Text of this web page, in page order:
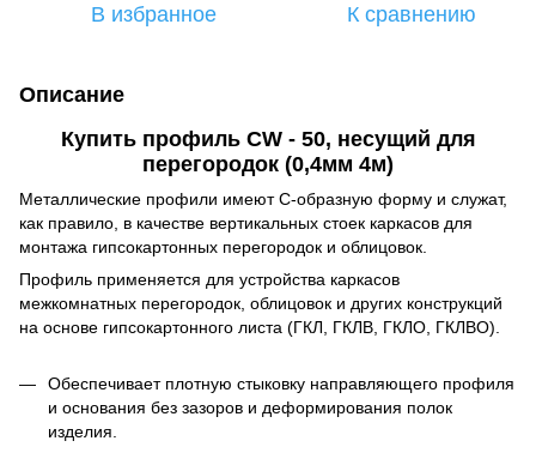
В избранное К сравнению
Описание
Купить профиль CW - 50, несущий для
перегородок (0,4мм 4м)
Металлические профили имеют С-образную форму и служат,
как правило, в качестве вертикальных стоек каркасов для
монтажа гипсокартонных перегородок и облицовок.
Профиль применяется для устройства каркасов
межкомнатных перегородок, облицовок и других конструкций
на основе гипсокартонного листа (ГКЛ, ГКЛВ, ГКЛО, ГКЛВО).
Обеспечивает плотную стыковку направляющего профиля
и основания без зазоров и деформирования полок
изделия.